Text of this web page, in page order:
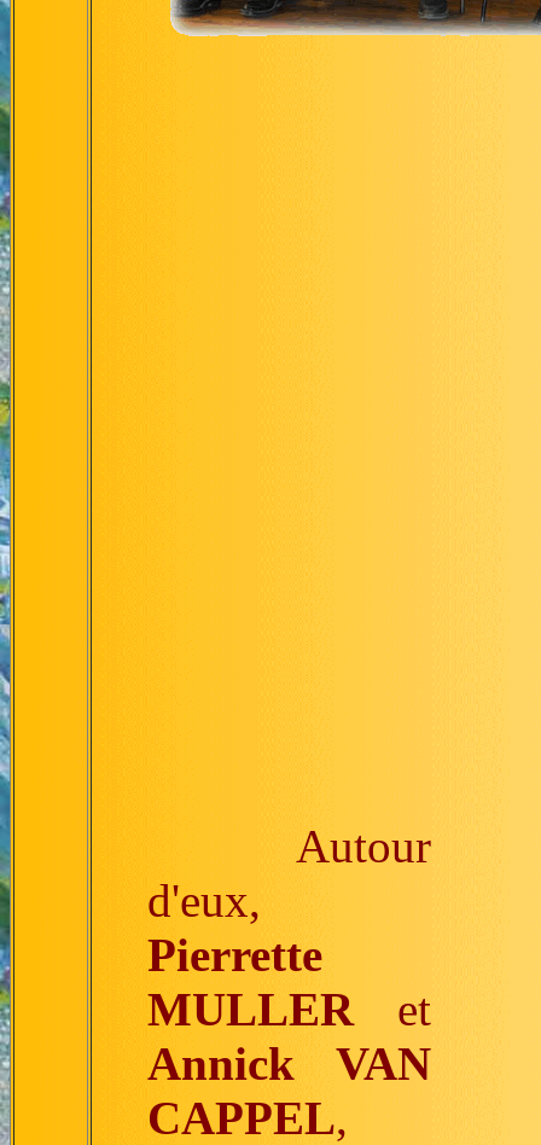
Autour
d'eux,
Pierrette
MULLERet
Annick VAN
CAPPEL,